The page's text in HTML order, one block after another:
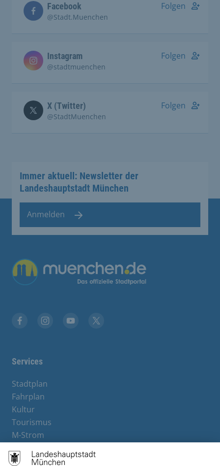
Facebook
@Stadt.Muenchen
Folgen
Instagram
@stadtmuenchen
Folgen
X (Twitter)
@StadtMuenchen
Folgen
Immer aktuell: Newsletter der
Landeshauptstadt München
Anmelden
Übergreifende Links
Services
Stadtplan
Fahrplan
Kultur
Tourismus
M-Strom
Hotels